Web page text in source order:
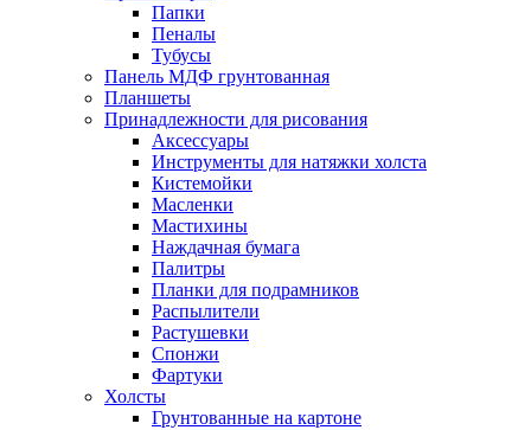
Папки
Пеналы
Тубусы
Панель МДФ грунтованная
Планшеты
Принадлежности для рисования
Аксессуары
Инструменты для натяжки холста
Кистемойки
Масленки
Мастихины
Наждачная бумага
Палитры
Планки для подрамников
Распылители
Растушевки
Спонжи
Фартуки
Холсты
Грунтованные на картоне